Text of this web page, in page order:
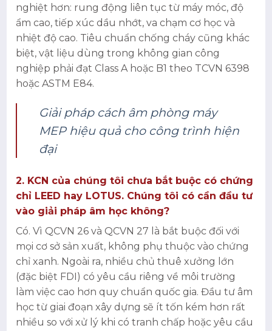
nghiệt hơn: rung động liên tục từ máy móc, độ
ẩm cao, tiếp xúc dầu nhớt, va chạm cơ học và
nhiệt độ cao. Tiêu chuẩn chống cháy cũng khác
biệt, vật liệu dùng trong không gian công
nghiệp phải đạt Class A hoặc B1 theo TCVN 6398
hoặc ASTM E84.
Giải pháp cách âm phòng máy
MEP hiệu quả cho công trình hiện
đại
2. KCN của chúng tôi chưa bắt buộc có chứng
chỉ LEED hay LOTUS. Chúng tôi có cần đầu tư
vào giải pháp âm học không?
Có. Vì QCVN 26 và QCVN 27 là bắt buộc đối với
mọi cơ sở sản xuất, không phụ thuộc vào chứng
chỉ xanh. Ngoài ra, nhiều chủ thuê xưởng lớn
(đặc biệt FDI) có yêu cầu riêng về môi trường
làm việc cao hơn quy chuẩn quốc gia. Đầu tư âm
học từ giai đoạn xây dựng sẽ ít tốn kém hơn rất
nhiều so với xử lý khi có tranh chấp hoặc yêu cầu